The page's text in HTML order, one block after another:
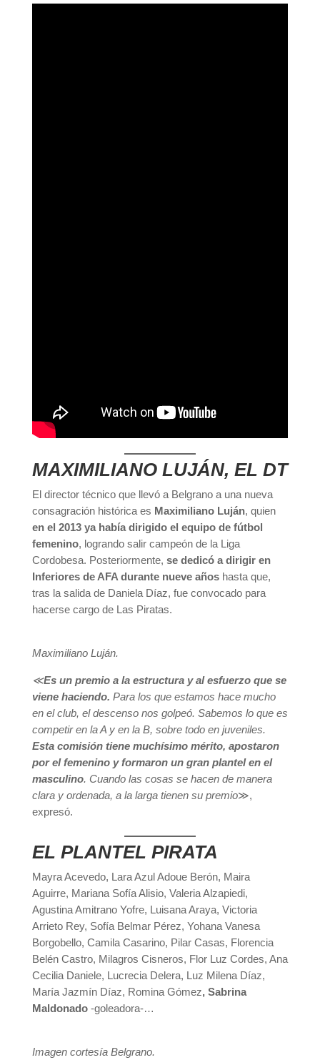
MAXIMILIANO LUJÁN, EL DT
El director técnico que llevó a Belgrano a una nueva
consagración histórica es Maximiliano Luján, quien
en el 2013 ya había dirigido el equipo de fútbol
femenino, logrando salir campeón de la Liga
Cordobesa. Posteriormente, se dedicó a dirigir en
Inferiores de AFA durante nueve añoshasta que,
tras la salida de Daniela Díaz, fue convocado para
hacerse cargo de Las Piratas.
Maximiliano Luján.
≪Es un premio a la estructura y al esfuerzo que se
viene haciendo. Para los que estamos hace mucho
en el club, el descenso nos golpeó. Sabemos lo que es
competir en la A y en la B, sobre todo en juveniles.
Esta comisión tiene muchísimo mérito, apostaron
por el femenino y formaron un gran plantel en el
masculino. Cuando las cosas se hacen de manera
clara y ordenada, a la larga tienen su premio≫,
expresó.
EL PLANTEL PIRATA
Mayra Acevedo, Lara Azul Adoue Berón, Maira
Aguirre, Mariana Sofía Alisio, Valeria Alzapiedi,
Agustina Amitrano Yofre, Luisana Araya, Victoria
Arrieto Rey, Sofía Belmar Pérez, Yohana Vanesa
Borgobello, Camila Casarino, Pilar Casas, Florencia
Belén Castro, Milagros Cisneros, Flor Luz Cordes, Ana
Cecilia Daniele, Lucrecia Delera, Luz Milena Díaz,
María Jazmín Díaz, Romina Gómez, Sabrina
Maldonado-goleadora-…
Imagen cortesía Belgrano.